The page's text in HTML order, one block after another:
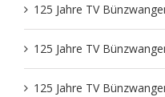
125 Jahre TV
125 Jahre TV
125 Jahre TV